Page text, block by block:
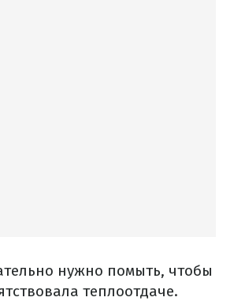
нужно помыть, чтобы
теплоотдаче.